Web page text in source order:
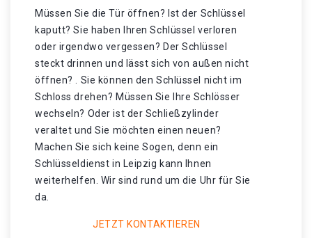
Müssen Sie die Tür öffnen? Ist der Schlüssel
kaputt? Sie haben Ihren Schlüssel verloren
oder irgendwo vergessen? Der Schlüssel
steckt drinnen und lässt sich von außen nicht
öffnen? . Sie können den Schlüssel nicht im
Schloss drehen? Müssen Sie Ihre Schlösser
wechseln? Oder ist der Schließzylinder
veraltet und Sie möchten einen neuen?
Machen Sie sich keine Sogen, denn ein
Schlüsseldienst in Leipzig kann Ihnen
weiterhelfen. Wir sind rund um die Uhr für Sie
da.
JETZT KONTAKTIEREN